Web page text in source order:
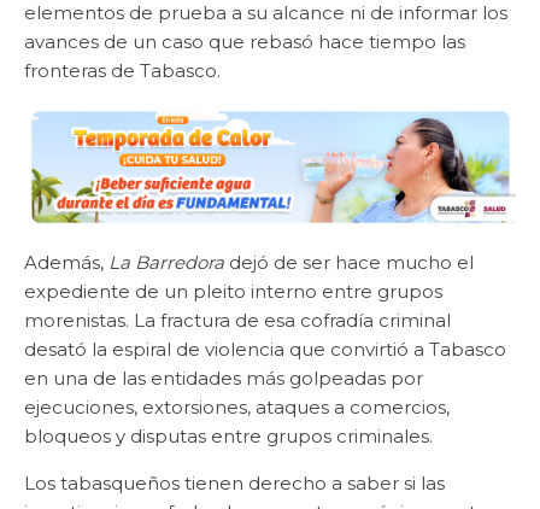
elementos de prueba a su alcance ni de informar los
avances de un caso que rebasó hace tiempo las
fronteras de Tabasco.
Además, La Barredora dejó de ser hace mucho el
expediente de un pleito interno entre grupos
morenistas. La fractura de esa cofradía criminal
desató la espiral de violencia que convirtió a Tabasco
en una de las entidades más golpeadas por
ejecuciones, extorsiones, ataques a comercios,
bloqueos y disputas entre grupos criminales.
Los tabasqueños tienen derecho a saber si las